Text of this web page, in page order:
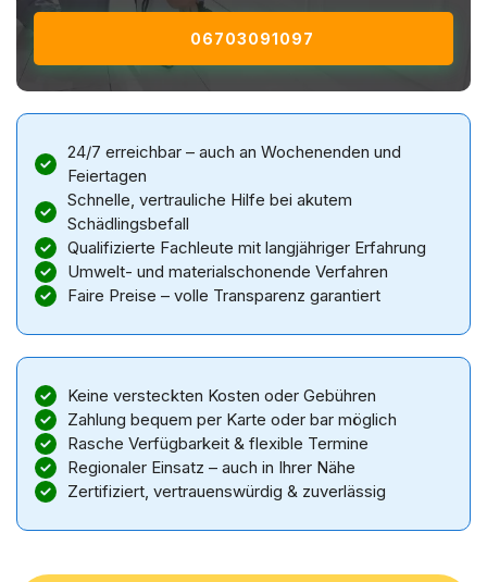
06703091097
24/7 erreichbar – auch an Wochenenden und
Feiertagen
Schnelle, vertrauliche Hilfe bei akutem
Schädlingsbefall
Qualifizierte Fachleute mit langjähriger Erfahrung
Umwelt- und materialschonende Verfahren
Faire Preise – volle Transparenz garantiert
Keine versteckten Kosten oder Gebühren
Zahlung bequem per Karte oder bar möglich
Rasche Verfügbarkeit & flexible Termine
Regionaler Einsatz – auch in Ihrer Nähe
Zertifiziert, vertrauenswürdig & zuverlässig